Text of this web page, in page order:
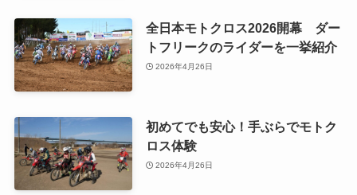
全日本モトクロス2026開幕 ダー
トフリークのライダーを一挙紹介
2026年4月26日
初めてでも安心！手ぶらでモトク
ロス体験
2026年4月26日